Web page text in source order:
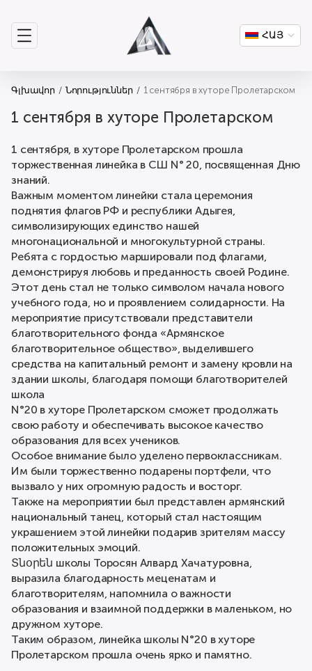
ՀԱՅ
Գլխավոր Նորություններ 1 сентября в хуторе Пролетарском
1 сентября в хуторе Пролетарском
1 сентября, в хуторе Пролетарском прошла
торжественная линейка в СШ N° 20, посвященная Дню
знаний.
Важным моментом линейки стала церемония
поднятия флагов РФ и республики Адыгея,
символизирующих единство нашей
многонациональной и многокультурной страны.
Ребята с гордостью маршировали под флагами,
демонстрируя любовь и преданность своей Родине.
Этот день стал не только символом начала нового
учебного года, но и проявлением солидарности. На
мероприятие присутствовали представители
благотворительного фонда «Армянское
благотворительное общество», выделившего
средства на капитальный ремонт и замену кровли на
здании школы, благодаря помощи благотворителей
школа
N°20 в хуторе Пролетарском сможет продолжать
свою работу и обеспечивать высокое качество
образования для всех учеников.
Особое внимание было уделено первоклассникам.
Им были торжественно подарены портфели, что
вызвало у них огромную радость и восторг.
Также на мероприятии был представлен армянский
национальный танец, который стал настоящим
украшением этой линейки подарив зрителям массу
положительных эмоций.
Տնօրեն школы Торосян Алвард Хачатуровна,
выразила благодарность меценатам и
благотворителям, напомнила о важности
образования и взаимной поддержки в маленьком, но
дружном хуторе.
Таким образом, линейка школы N°20 в хуторе
Пролетарском прошла очень ярко и памятно.